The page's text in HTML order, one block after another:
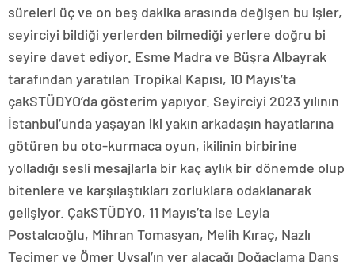
süreleri üç ve on beş dakika arasında değişen bu işler,
seyirciyi bildiği yerlerden bilmediği yerlere doğru bi
seyire davet ediyor. Esme Madra ve Büşra Albayrak
tarafından yaratılan Tropikal Kapısı, 10 Mayıs’ta
çakSTÜDYO’da gösterim yapıyor. Seyirciyi 2023 yılının
İstanbul’unda yaşayan iki yakın arkadaşın hayatlarına
götüren bu oto-kurmaca oyun, ikilinin birbirine
yolladığı sesli mesajlarla bir kaç aylık bir dönemde olup
bitenlere ve karşılaştıkları zorluklara odaklanarak
gelişiyor. ÇakSTÜDYO, 11 Mayıs’ta ise Leyla
Postalcıoğlu, Mihran Tomasyan, Melih Kıraç, Nazlı
Tecimer ve Ömer Uysal’ın yer alacağı Doğaçlama Dans